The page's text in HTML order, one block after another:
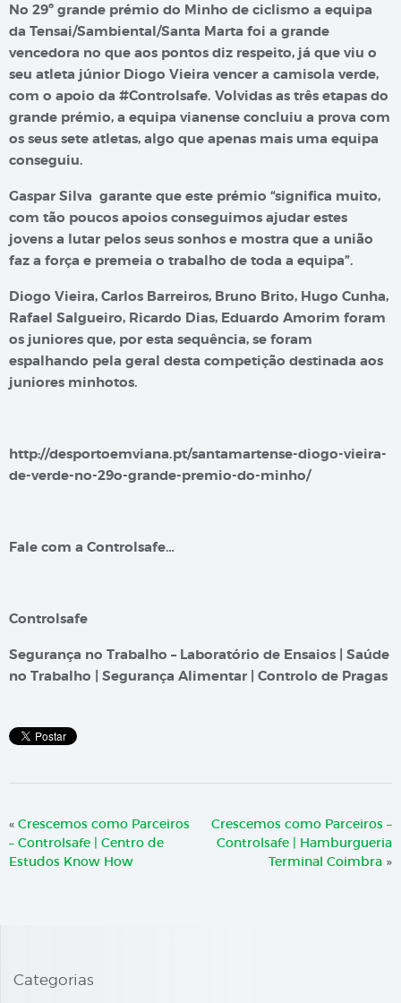
No 29º grande prémio do Minho de ciclismo a equipa
da Tensai/Sambiental/Santa Marta foi a grande
vencedora no que aos pontos diz respeito, já que viu o
seu atleta júnior Diogo Vieira vencer a camisola verde,
com o apoio da #Controlsafe. Volvidas as três etapas do
grande prémio, a equipa vianense concluiu a prova com
os seus sete atletas, algo que apenas mais uma equipa
conseguiu.
Gaspar Silva garante que este prémio “significa muito,
com tão poucos apoios conseguimos ajudar estes
jovens a lutar pelos seus sonhos e mostra que a união
faz a força e premeia o trabalho de toda a equipa”.
Diogo Vieira, Carlos Barreiros, Bruno Brito, Hugo Cunha,
Rafael Salgueiro, Ricardo Dias, Eduardo Amorim foram
os juniores que, por esta sequência, se foram
espalhando pela geral desta competição destinada aos
juniores minhotos.
http://desportoemviana.pt/santamartense-diogo-vieira-
de-verde-no-29o-grande-premio-do-minho/
Fale com a Controlsafe…
Controlsafe
Segurança no Trabalho – Laboratório de Ensaios | Saúde
no Trabalho | Segurança Alimentar | Controlo de Pragas
« Crescemos como Parceiros
– Controlsafe | Centro de
Estudos Know How
Crescemos como Parceiros –
Controlsafe | Hamburgueria
Terminal Coimbra »
Categorias